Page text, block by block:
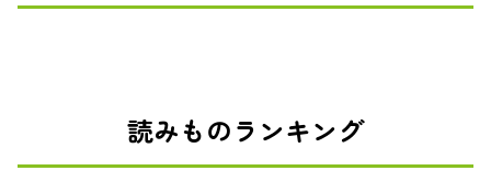
読みものランキング